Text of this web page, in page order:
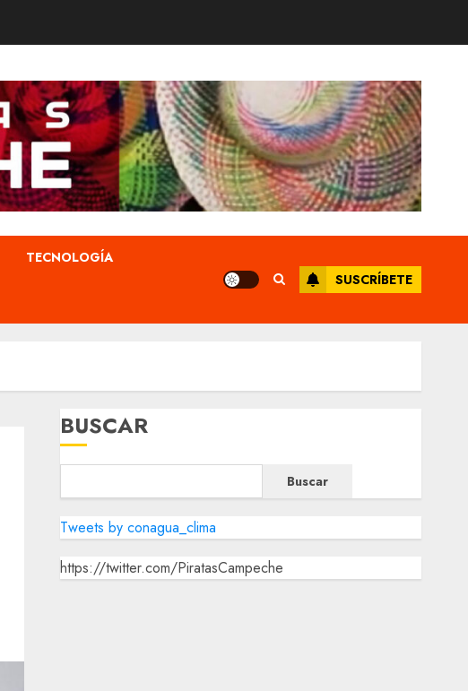
TECNOLOGÍA
SUSCRÍBETE
BUSCAR
Buscar
Tweets by conagua_clima
https://twitter.com/PiratasCampeche